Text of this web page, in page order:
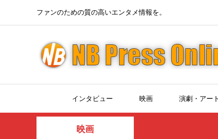
ファンのための質の高いエンタメ情報を。
インタビュー 映画 演劇・アート
映画